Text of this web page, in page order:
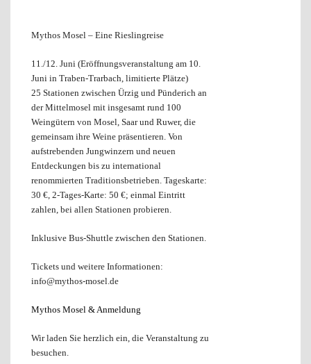
Mythos Mosel – Eine Rieslingreise
11./12. Juni (Eröffnungsveranstaltung am 10.
Juni in Traben-Trarbach, limitierte Plätze)
25 Stationen zwischen Ürzig und Pünderich an
der Mittelmosel mit insgesamt rund 100
Weingütern von Mosel, Saar und Ruwer, die
gemeinsam ihre Weine präsentieren. Von
aufstrebenden Jungwinzern und neuen
Entdeckungen bis zu international
renommierten Traditionsbetrieben. Tageskarte:
30 €, 2-Tages-Karte: 50 €; einmal Eintritt
zahlen, bei allen Stationen probieren.
Inklusive Bus-Shuttle zwischen den Stationen.
Tickets und weitere Informationen:
info@mythos-mosel.de
Mythos Mosel & Anmeldung
Wir laden Sie herzlich ein, die Veranstaltung zu
besuchen.